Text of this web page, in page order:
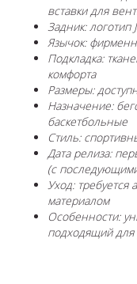
вставки для
Задник: логотип
Язычок:
Подкладка:
комфорта
Размеры:
Назначение:
баскетбольные
Стиль:
Дата релиза:
(с
Уход: требуется
материалом
Особенности:
подходящий для